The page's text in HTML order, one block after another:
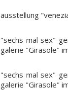
ausstellung
"sechs mal sex"
galerie "Girasole"
"sechs mal sex"
galerie "Girasole"